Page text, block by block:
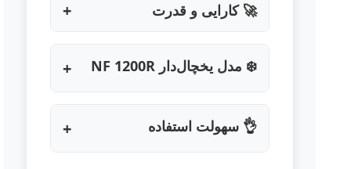
🚀 کارایی و قدرت
❄️ مدل یخچال‌دار NF 1200R
👌 سهولت استفاده